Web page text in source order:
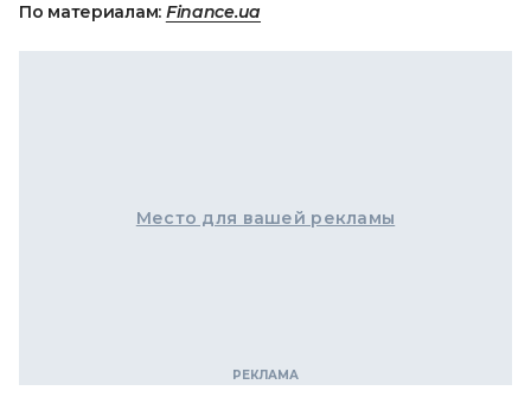
По материалам: Finance.ua
Место для вашей рекламы